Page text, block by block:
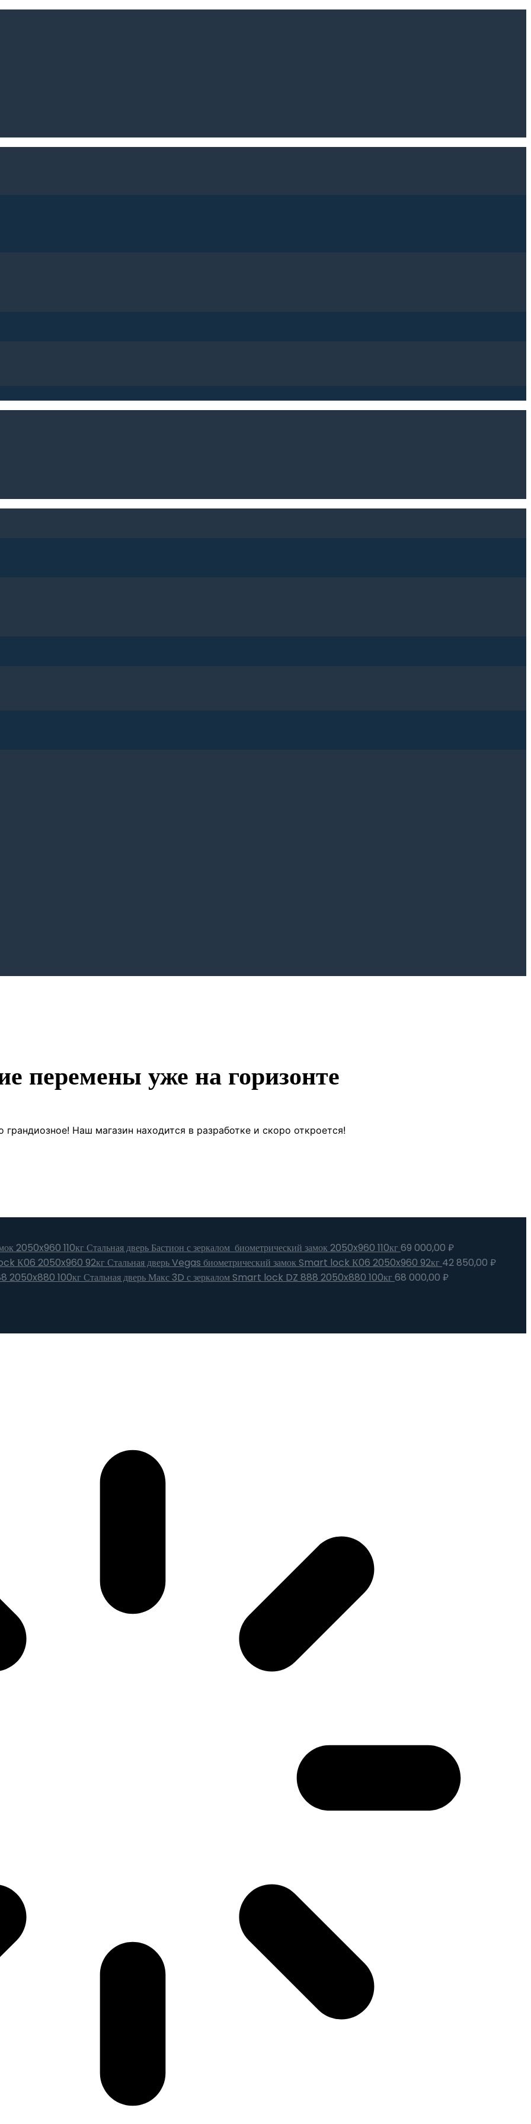
перемены уже на горизонте
грандиозное! Наш магазин находится в разработке и скоро откроется!
Стальная дверь Бастион с зеркалом биометрический замок 2050x960 110кг 69 000,00 ₽
Стальная дверь Vegas биометрический замок Smart lock К06 2050x960 92кг 42 850,00 ₽
Стальная дверь Макс 3D с зеркалом Smart lock DZ 888 2050x880 100кг 68 000,00 ₽